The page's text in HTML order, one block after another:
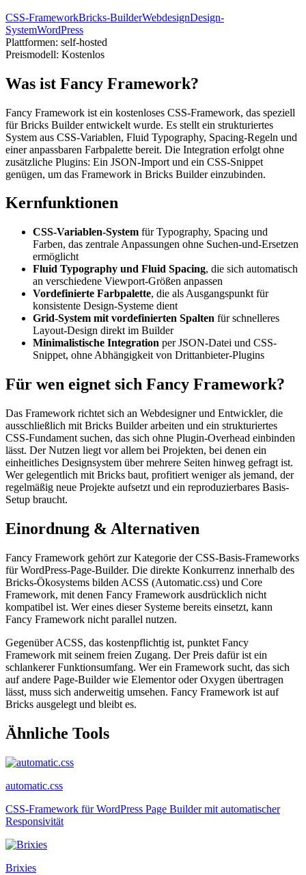
CSS-FrameworkBricks-BuilderWebdesignDesign-
SystemWordPress
Plattformen: self-hosted
Preismodell: Kostenlos
Was ist Fancy Framework?
Fancy Framework ist ein kostenloses CSS-Framework, das speziell
für Bricks Builder entwickelt wurde. Es stellt ein strukturiertes
System aus CSS-Variablen, Fluid Typography, Spacing-Regeln und
einer anpassbaren Farbpalette bereit. Die Integration erfolgt ohne
zusätzliche Plugins: Ein JSON-Import und ein CSS-Snippet
genügen, um das Framework in Bricks Builder einzubinden.
Kernfunktionen
CSS-Variablen-System für Typography, Spacing und
Farben, das zentrale Anpassungen ohne Suchen-und-Ersetzen
ermöglicht
Fluid Typography und Fluid Spacing, die sich automatisch
an verschiedene Viewport-Größen anpassen
Vordefinierte Farbpalette, die als Ausgangspunkt für
konsistente Design-Systeme dient
Grid-System mit vordefinierten Spalten für schnelleres
Layout-Design direkt im Builder
Minimalistische Integration per JSON-Datei und CSS-
Snippet, ohne Abhängigkeit von Drittanbieter-Plugins
Für wen eignet sich Fancy Framework?
Das Framework richtet sich an Webdesigner und Entwickler, die
ausschließlich mit Bricks Builder arbeiten und ein strukturiertes
CSS-Fundament suchen, das sich ohne Plugin-Overhead einbinden
lässt. Der Nutzen liegt vor allem bei Projekten, bei denen ein
einheitliches Designsystem über mehrere Seiten hinweg gefragt ist.
Wer gelegentlich mit Bricks baut, profitiert weniger als jemand, der
regelmäßig neue Projekte aufsetzt und ein reproduzierbares Basis-
Setup braucht.
Einordnung & Alternativen
Fancy Framework gehört zur Kategorie der CSS-Basis-Frameworks
für WordPress-Page-Builder. Die direkte Konkurrenz innerhalb des
Bricks-Ökosystems bilden ACSS (Automatic.css) und Core
Framework, mit denen Fancy Framework ausdrücklich nicht
kompatibel ist. Wer eines dieser Systeme bereits einsetzt, kann
Fancy Framework nicht parallel nutzen.
Gegenüber ACSS, das kostenpflichtig ist, punktet Fancy
Framework mit seinem freien Zugang. Der Preis dafür ist ein
schlankerer Funktionsumfang. Wer ein Framework sucht, das sich
auf andere Page-Builder wie Elementor oder Oxygen übertragen
lässt, muss sich anderweitig umsehen. Fancy Framework ist auf
Bricks ausgelegt und bleibt es.
Ähnliche Tools
automatic.css
CSS-Framework für WordPress Page Builder mit automatischer
Responsivität
Brixies